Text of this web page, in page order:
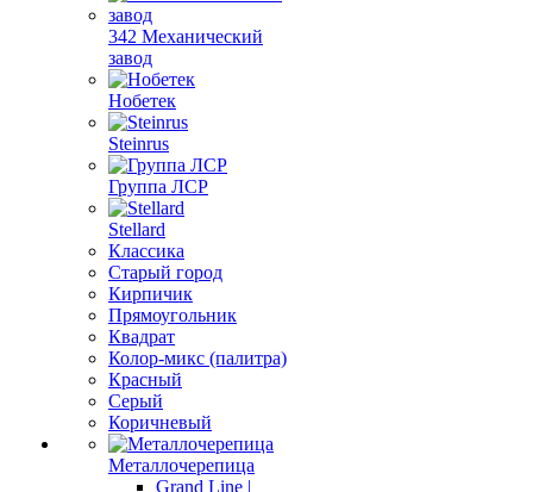
342 Механический
завод
Нобетек
Steinrus
Группа ЛСР
Stellard
Классика
Старый город
Кирпичик
Прямоугольник
Квадрат
Колор-микс (палитра)
Красный
Серый
Коричневый
Металлочерепица
Grand Line |